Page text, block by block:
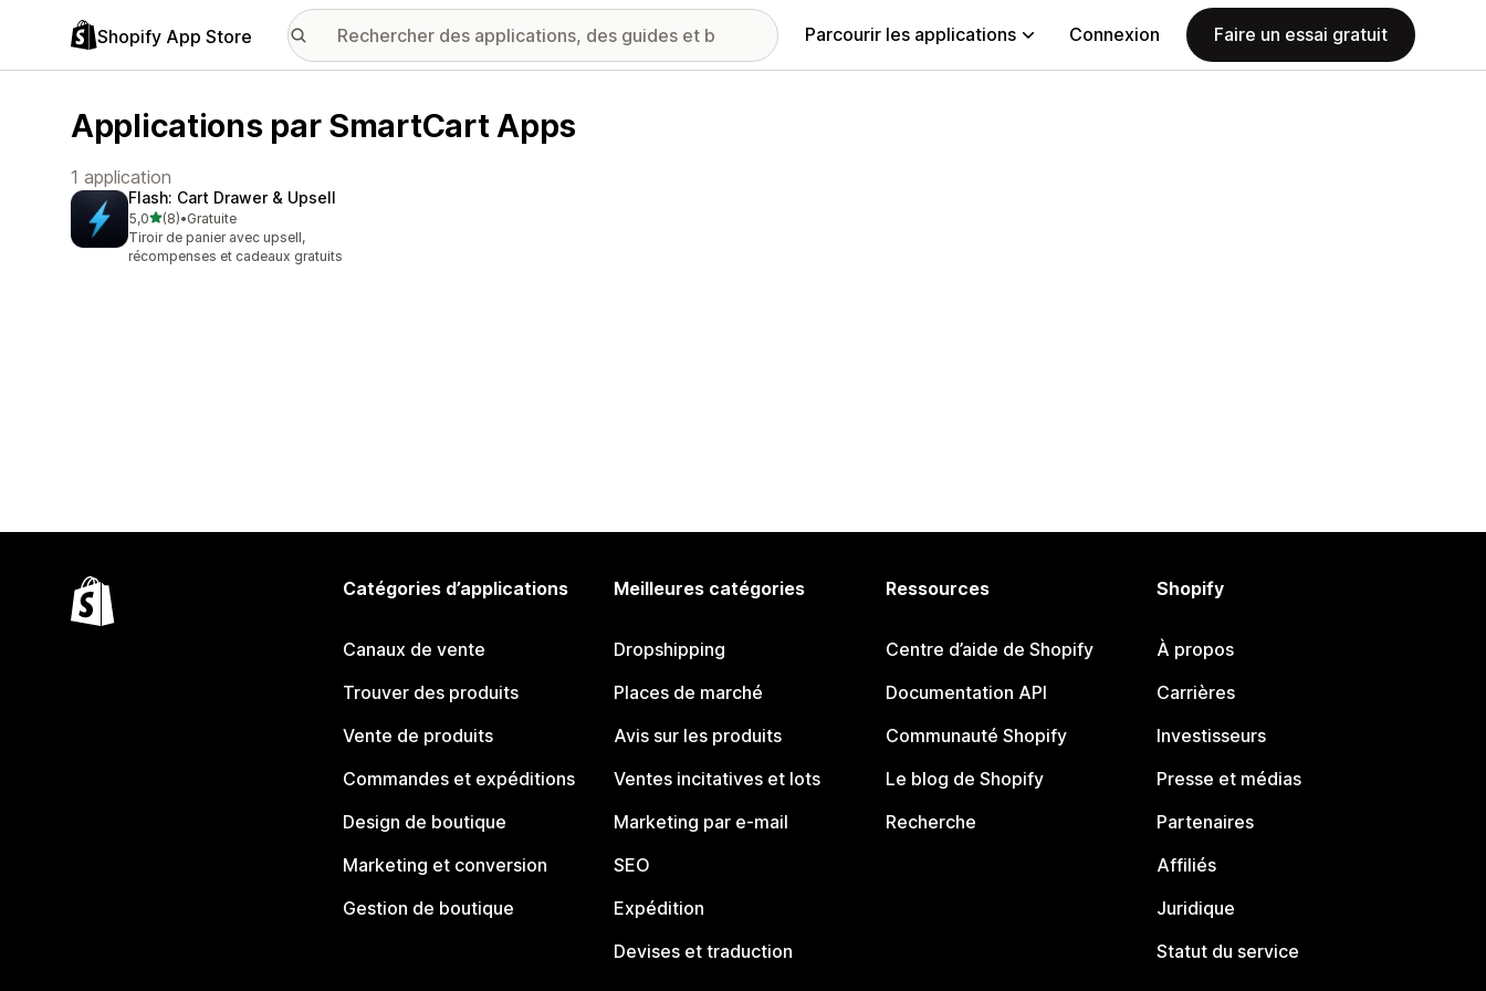
Shopify App Store Parcourir les applications Connexion Faire un essai gratuit
Applications par SmartCart Apps
1 application
Flash: Cart Drawer & Upsell
5,0étoile(s) sur 5
(8)
8 avis au total
•Gratuite
Tiroir de panier avec upsell,
récompenses et cadeaux gratuits
Catégories d’applications
Canaux de vente
Trouver des produits
Vente de produits
Commandes et expéditions
Design de boutique
Marketing et conversion
Gestion de boutique
Meilleures catégories
Dropshipping
Places de marché
Avis sur les produits
Ventes incitatives et lots
Marketing par e-mail
SEO
Expédition
Devises et traduction
Ressources
Centre d’aide de Shopify
Documentation API
Communauté Shopify
Le blog de Shopify
Recherche
Shopify
À propos
Carrières
Investisseurs
Presse et médias
Partenaires
Affiliés
Juridique
Statut du service